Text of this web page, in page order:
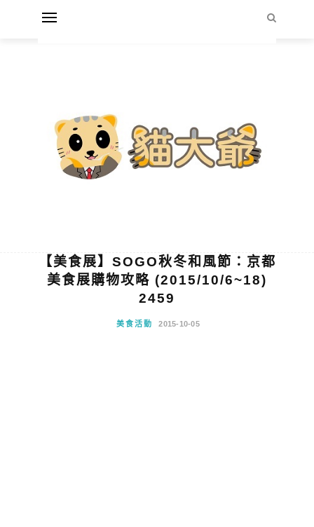
【美食展】SOGO秋冬和風節：京都
美食展購物攻略 (2015/10/6~18)
2459
美食活動 2015-10-05